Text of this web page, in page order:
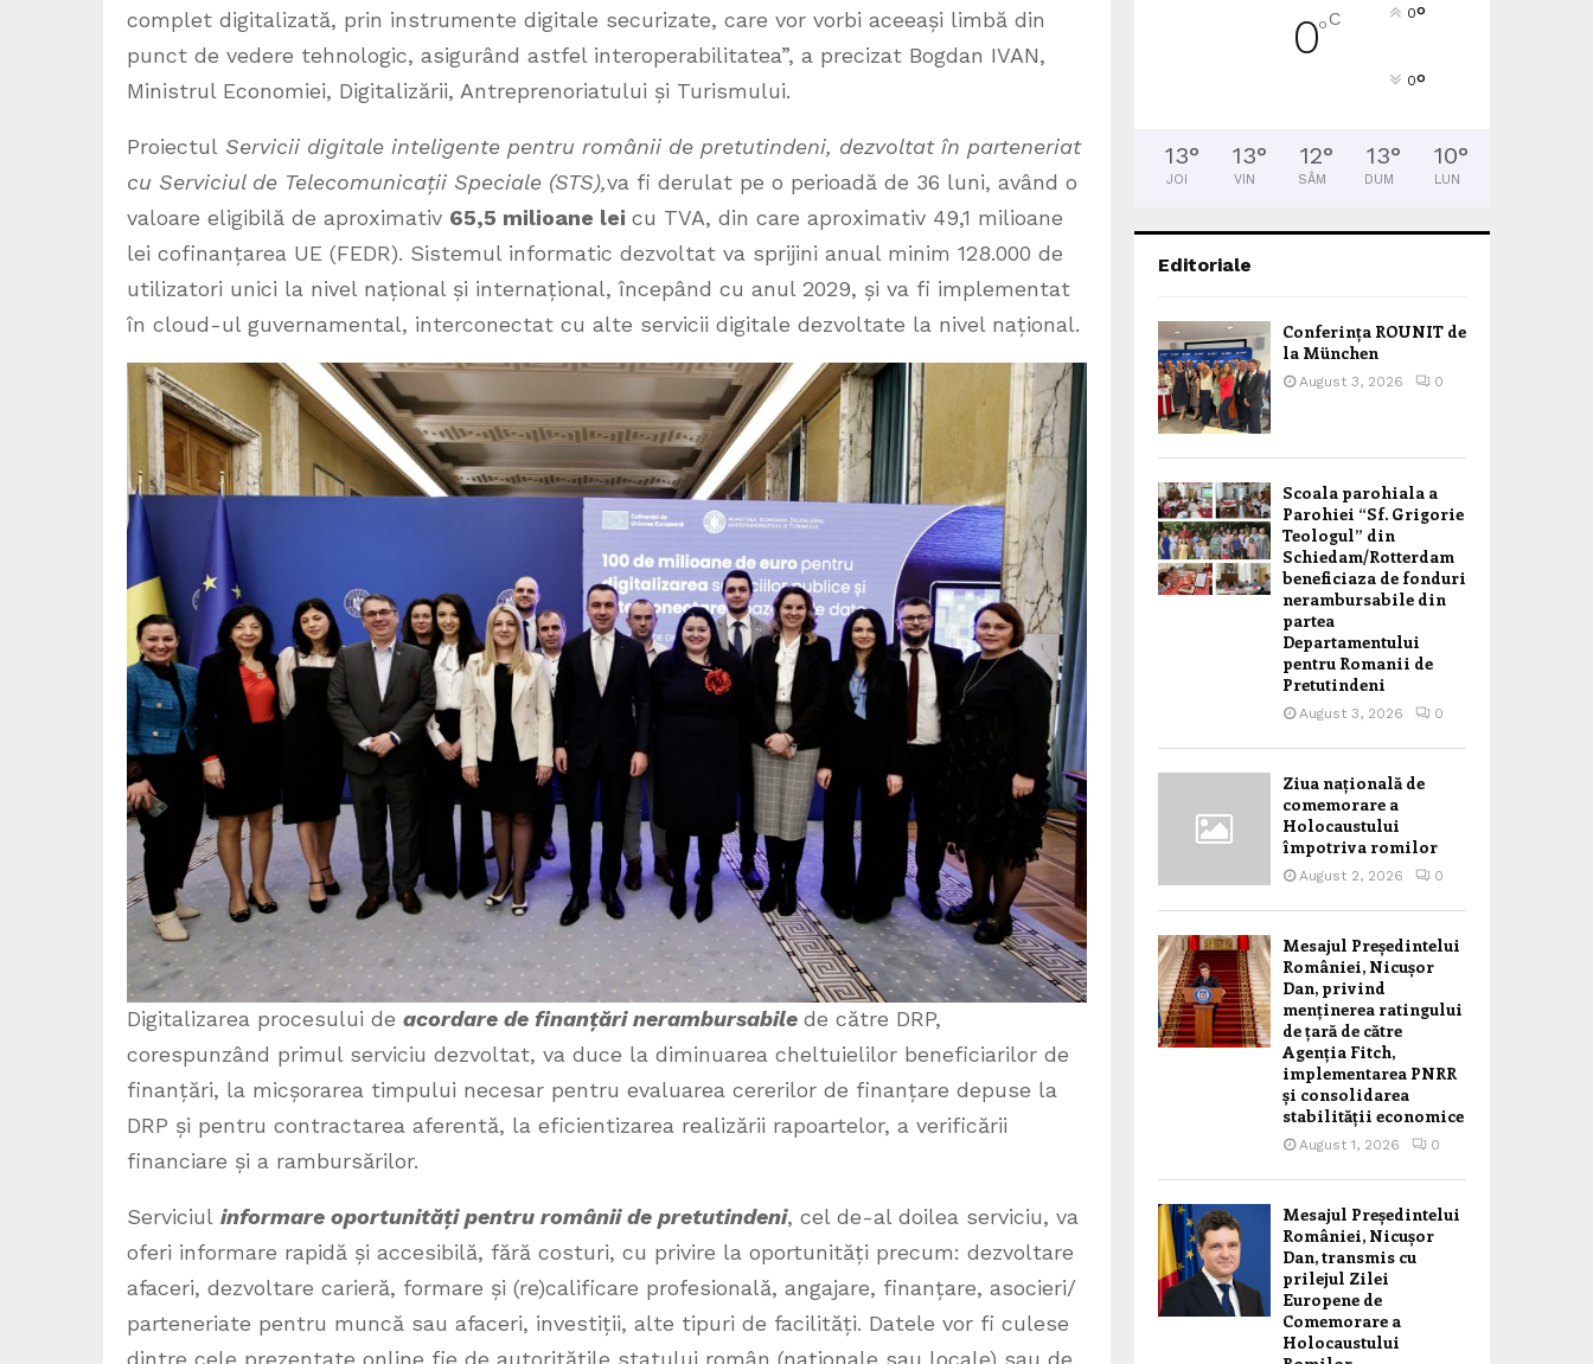
complet digitalizată, prin instrumente digitale securizate, care vor vorbi aceeași limbă din
punct de vedere tehnologic, asigurând astfel interoperabilitatea”, a precizat Bogdan IVAN,
Ministrul Economiei, Digitalizării, Antreprenoriatului și Turismului.
Proiectul Servicii digitale inteligente pentru românii de pretutindeni, dezvoltat în parteneriat
cu Serviciul de Telecomunicații Speciale (STS),va fi derulat pe o perioadă de 36 luni, având o
valoare eligibilă de aproximativ 65,5 milioane lei cu TVA, din care aproximativ 49,1 milioane
lei cofinanțarea UE (FEDR). Sistemul informatic dezvoltat va sprijini anual minim 128.000 de
utilizatori unici la nivel național și internațional, începând cu anul 2029, și va fi implementat
în cloud-ul guvernamental, interconectat cu alte servicii digitale dezvoltate la nivel național.
Digitalizarea procesului de acordare de finanțări nerambursabile de către DRP,
corespunzând primul serviciu dezvoltat, va duce la diminuarea cheltuielilor beneficiarilor de
finanțări, la micșorarea timpului necesar pentru evaluarea cererilor de finanțare depuse la
DRP și pentru contractarea aferentă, la eficientizarea realizării rapoartelor, a verificării
financiare și a rambursărilor.
Serviciul informare oportunități pentru românii de pretutindeni, cel de-al doilea serviciu, va
oferi informare rapidă și accesibilă, fără costuri, cu privire la oportunități precum: dezvoltare
afaceri, dezvoltare carieră, formare și (re)calificare profesională, angajare, finanțare, asocieri/
parteneriate pentru muncă sau afaceri, investiții, alte tipuri de facilități. Datele vor fi culese
dintre cele prezentate online fie de autoritățile statului român (naționale sau locale) sau de
0°C 0°
0°
13°
JOI
13°
VIN
12°
SÂM
13°
DUM
10°
LUN
Editoriale
Conferința ROUNIT de
la München
August 3, 2026 0
Scoala parohiala a
Parohiei “Sf. Grigorie
Teologul” din
Schiedam/Rotterdam
beneficiaza de fonduri
nerambursabile din
partea
Departamentului
pentru Romanii de
Pretutindeni
August 3, 2026 0
Ziua națională de
comemorare a
Holocaustului
împotriva romilor
August 2, 2026 0
Mesajul Președintelui
României, Nicușor
Dan, privind
menținerea ratingului
de țară de către
Agenția Fitch,
implementarea PNRR
și consolidarea
stabilității economice
August 1, 2026 0
Mesajul Președintelui
României, Nicușor
Dan, transmis cu
prilejul Zilei
Europene de
Comemorare a
Holocaustului